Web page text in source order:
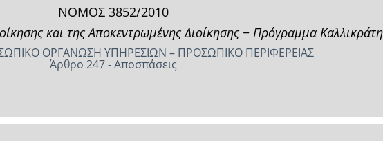
ΝΟΜΟΣ 3852/2010
και της Αποκεντρωμένης Διοίκησης − Πρόγραμμα
ΟΡΓΑΝΩΣΗ ΥΠΗΡΕΣΙΩΝ – ΠΡΟΣΩΠΙΚΟ ΠΕΡΙΦΕΡΕΙΑΣ
Άρθρο 247 - Αποσπάσεις